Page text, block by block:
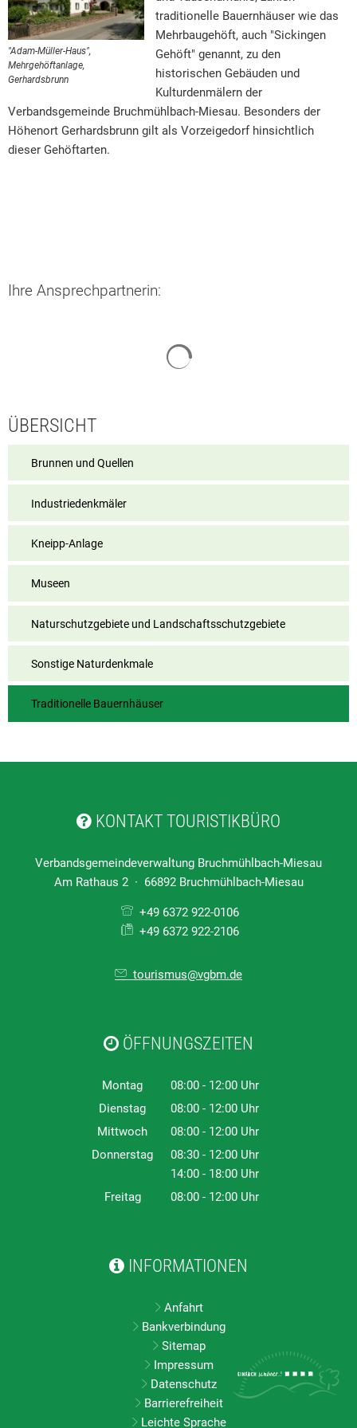
"Adam-Müller-Haus",
Mehrgehöftanlage,
Gerhardsbrunn
traditionelle Bauernhäuser wie das
Mehrbaugehöft, auch "Sickingen
Gehöft" genannt, zu den
historischen Gebäuden und
Kulturdenmälern der
Verbandsgemeinde Bruchmühlbach-Miesau. Besonders der
Höhenort Gerhardsbrunn gilt als Vorzeigedorf hinsichtlich
dieser Gehöftarten.
Ihre Ansprechpartnerin:
ÜBERSICHT
Brunnen und Quellen
Industriedenkmäler
Kneipp-Anlage
Museen
Naturschutzgebiete und Landschaftsschutzgebiete
Sonstige Naturdenkmale
Traditionelle Bauernhäuser
KONTAKT TOURISTIKBÜRO
Verbandsgemeindeverwaltung Bruchmühlbach-Miesau
Am Rathaus 2 · 66892 Bruchmühlbach-Miesau
+49 6372 922-0106
+49 6372 922-2106
tourismus@vgbm.de
ÖFFNUNGSZEITEN
Montag 08:00- 12:00Uhr
Von 08:00 bis 12:00 Uhr
Dienstag 08:00- 12:00Uhr
Von 08:00 bis 12:00 Uhr
Mittwoch 08:00- 12:00Uhr
Von 08:00 bis 12:00 Uhr
Donnerstag 08:30- 12:00Uhr
Von 08:30 bis 12:00 Uhr
14:00- 18:00Uhr
Von 14:00 bis 18:00 Uhr
Freitag 08:00- 12:00Uhr
INFORMATIONEN
Anfahrt
Bankverbindung
Sitemap
Impressum
Datenschutz
Barrierefreiheit
Leichte Sprache